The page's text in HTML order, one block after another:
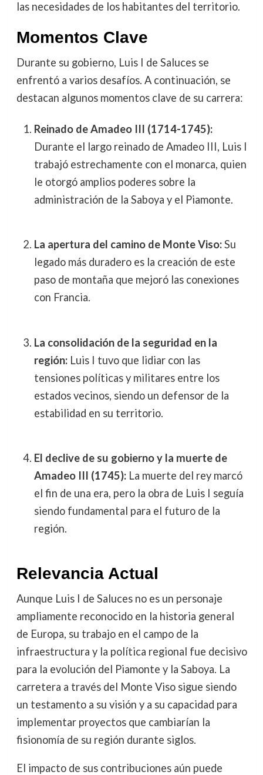
las necesidades de los habitantes del territorio.
Momentos Clave
Durante su gobierno, Luis I de Saluces se
enfrentó a varios desafíos. A continuación, se
destacan algunos momentos clave de su carrera:
Reinado de Amadeo III (1714-1745):
Durante el largo reinado de Amadeo III, Luis I
trabajó estrechamente con el monarca, quien
le otorgó amplios poderes sobre la
administración de la Saboya y el Piamonte.
La apertura del camino de Monte Viso:Su
legado más duradero es la creación de este
paso de montaña que mejoró las conexiones
con Francia.
La consolidación de la seguridad en la
región:Luis I tuvo que lidiar con las
tensiones políticas y militares entre los
estados vecinos, siendo un defensor de la
estabilidad en su territorio.
El declive de su gobierno y la muerte de
Amadeo III (1745):La muerte del rey marcó
el fin de una era, pero la obra de Luis I seguía
siendo fundamental para el futuro de la
región.
Relevancia Actual
Aunque Luis I de Saluces no es un personaje
ampliamente reconocido en la historia general
de Europa, su trabajo en el campo de la
infraestructura y la política regional fue decisivo
para la evolución del Piamonte y la Saboya. La
carretera a través del Monte Viso sigue siendo
un testamento a su visión y a su capacidad para
implementar proyectos que cambiarían la
fisionomía de su región durante siglos.
El impacto de sus contribuciones aún puede